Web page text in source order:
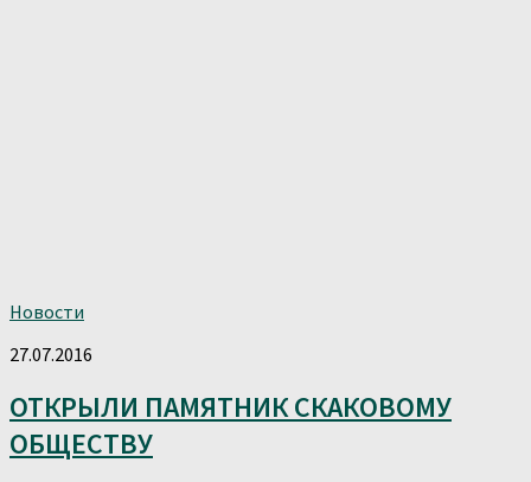
Новости
27.07.2016
ОТКРЫЛИ ПАМЯТНИК СКАКОВОМУ
ОБЩЕСТВУ